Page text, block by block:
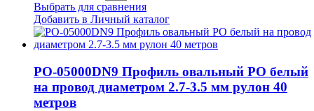
Выбрать для сравнения
Добавить в Личный каталог
PO-05000DN9 Профиль овальный PO белый
на провод диаметром 2.7-3.5 мм рулон 40
метров